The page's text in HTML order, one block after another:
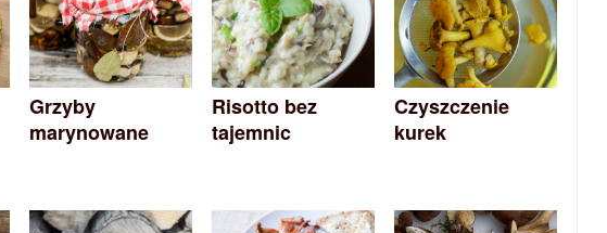
Grzyby
marynowane
Risotto bez
tajemnic
Czyszczenie
kurek